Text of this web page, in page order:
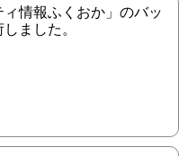
ィ情報ふくおか」のバッ
ました。